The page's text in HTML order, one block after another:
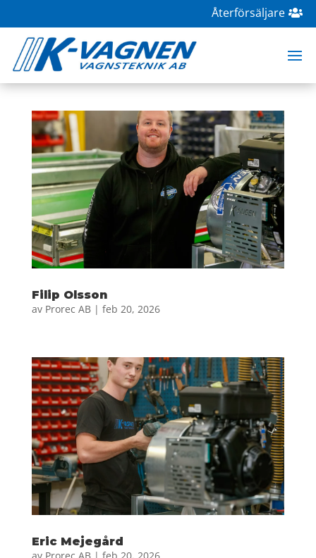
Återförsäljare
Filip Olsson
av Prorec AB| feb 20, 2026
Eric Mejegård